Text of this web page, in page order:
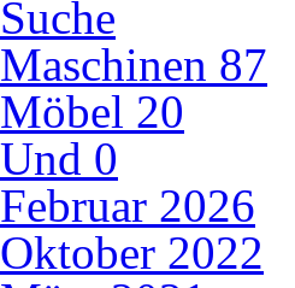
Suche
Maschinen 87
Möbel 20
Und 0
Februar 2026
Oktober 2022